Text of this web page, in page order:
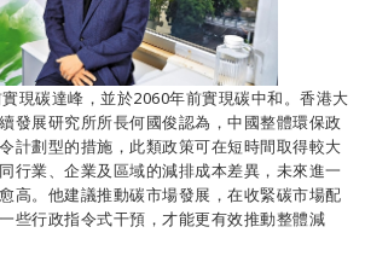
現碳達峰，並於2060年前實現碳中和。香港大
發展研究所所長何國俊認為，中國整體環保政
計劃型的措施，此類政策可在短時間取得較大
行業、企業及區域的減排成本差異，未來進一
高。他建議推動碳市場發展，在收緊碳市場配
些行政指令式干預，才能更有效推動整體減